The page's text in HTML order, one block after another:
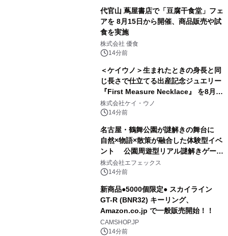
代官山 蔦屋書店で「豆腐干食堂」フェ
アを 8月15日から開催、商品販売や試
食を実施
株式会社 優食
14分前
＜ケイウノ＞生まれたときの身長と同
じ長さで仕立てる出産記念ジュエリー
『First Measure Necklace』 を8月14
日(金)に発売
株式会社ケイ・ウノ
14分前
名古屋・鶴舞公園が謎解きの舞台に
自然×物語×散策が融合した体験型イベ
ント 公園周遊型リアル謎解きゲーム
「クローバーの国とトランプの魔法」
開催決定
株式会社エフェックス
14分前
新商品●5000個限定● スカイライン
GT-R (BNR32) キーリング、
Amazon.co.jp で一般販売開始！！
CAMSHOP.JP
14分前